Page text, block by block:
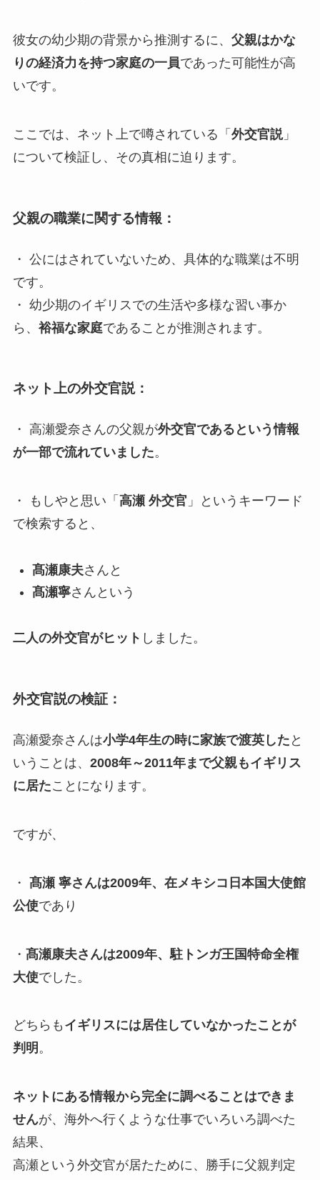
彼女の幼少期の背景から推測するに、 父親はかな
りの経済力を持つ家庭の一員であった可能性が高
いです。
ここでは、ネット上で噂されている「 外交官説」
について検証し、その真相に迫ります。
父親の職業に関する情報：
・ 公にはされていないため、具体的な職業は不明
です。
・ 幼少期のイギリスでの生活や多様な習い事か
ら、 裕福な家庭であることが推測されます。
ネット上の外交官説：
・ 高瀬愛奈さんの父親が外交官であるという情報
が一部で流れていました。
・ もしやと思い「 高瀬 外交官 」というキーワード
で検索すると、
髙瀬康夫さんと
髙瀬寧さんという
二人の外交官がヒット しました。
外交官説の検証：
高瀬愛奈さんは小学4年生の時に家族で渡英した と
いうことは、 2008年～2011年まで父親もイギリス
に居たことになります。
ですが、
・ 髙瀬 寧さんは2009年、在メキシコ日本国大使館
公使であり
・ 髙瀬康夫さんは2009年、駐トンガ王国特命全権
大使でした。
どちらも イギリスには居住していなかったことが
判明 。
ネットにある情報から完全に調べることはできま
せんが、 海外へ行くような仕事でいろいろ調べた
結果、
高瀬という外交官が居たために、 勝手に父親判定